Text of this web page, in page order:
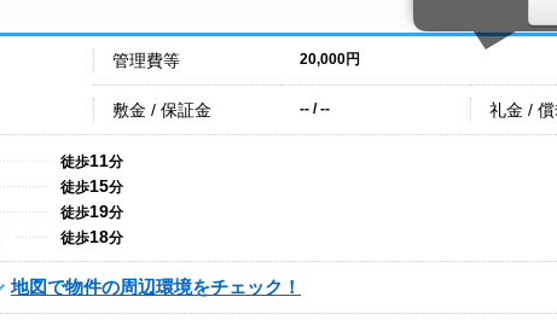
管理費等 20,000円
敷金 / 保証金 -- / -- 礼金 / 償
徒歩11分
徒歩15分
徒歩19分
徒歩18分
地図で物件の周辺環境をチェック！